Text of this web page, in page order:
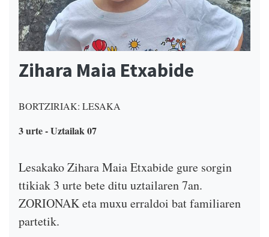
Zihara Maia Etxabide
BORTZIRIAK: LESAKA
3 urte - Uztailak 07
Lesakako Zihara Maia Etxabide gure sorgin
ttikiak 3 urte bete ditu uztailaren 7an.
ZORIONAK eta muxu erraldoi bat familiaren
partetik.